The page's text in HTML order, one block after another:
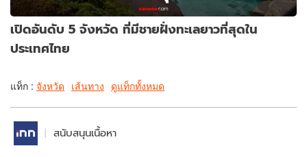
เปิดอันดับ 5 จังหวัด ที่มีชายฝั่งทะเลยาวที่สุดใน
ประเทศไทย
แท็ก : จังหวัด เส้นทาง ดูแท็กทั้งหมด
สนับสนุนเนื้อหา